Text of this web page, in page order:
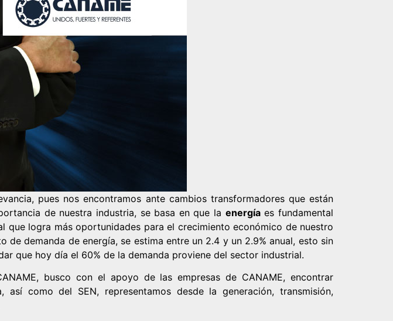
pues nos encontramos ante cambios transformadores que están
de nuestra industria, se basa en que la energíaes fundamental
logra más oportunidades para el crecimiento económico de nuestro
demanda de energía, se estima entre un 2.4 y un 2.9% anual, esto sin
que hoy día el 60% de la demanda proviene del sector industrial.
busco con el apoyo de las empresas de CANAME, encontrar
como del SEN, representamos desde la generación, transmisión,